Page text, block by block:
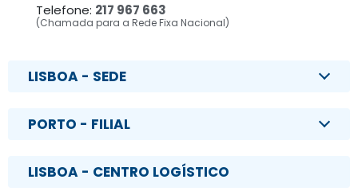
Telefone: 217 967 663
(Chamada para a Rede Fixa Nacional)
LISBOA - SEDE
PORTO - FILIAL
LISBOA - CENTRO LOGÍSTICO